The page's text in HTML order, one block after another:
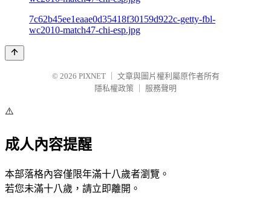
7c62b45ee1eaae0d35418f30159d922c-getty-fbl-
wc2010-match47-chi-esp.jpg
© 2026 PIXNET
文章與圖片權利屬原作者所有
隱私權政策
服務聲明
⚠️
成人內容提醒
本部落格內容僅限年滿十八歲者瀏覽。
若您未滿十八歲，請立即離開。